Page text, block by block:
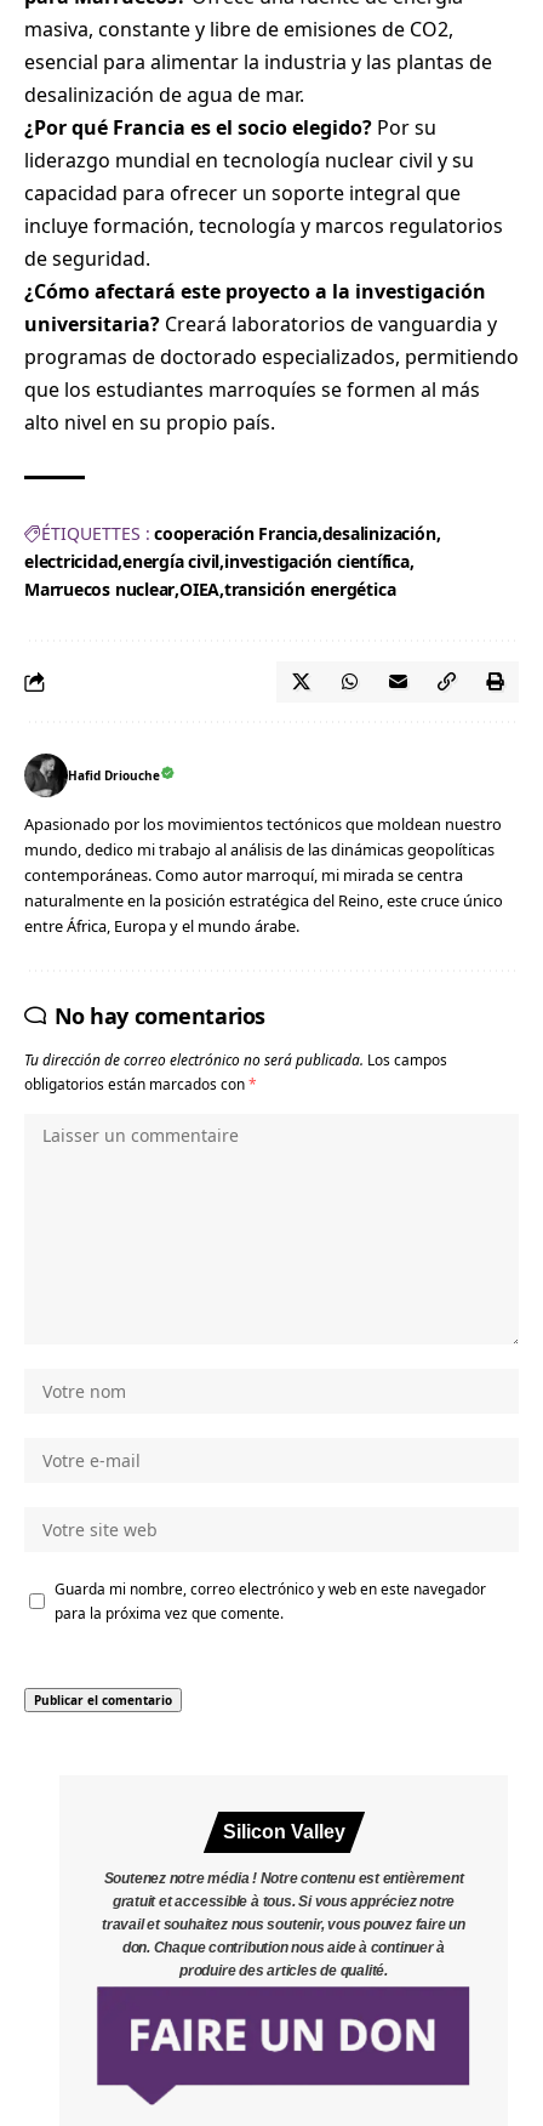
masiva, constante y libre de emisiones de CO2,
esencial para alimentar la industria y las plantas de
desalinización de agua de mar.
¿Por qué Francia es el socio elegido? Por su
liderazgo mundial en tecnología nuclear civil y su
capacidad para ofrecer un soporte integral que
incluye formación, tecnología y marcos regulatorios
de seguridad.
¿Cómo afectará este proyecto a la investigación
universitaria? Creará laboratorios de vanguardia y
programas de doctorado especializados, permitiendo
que los estudiantes marroquíes se formen al más
alto nivel en su propio país.
ÉTIQUETTES : cooperación Francia desalinización
electricidadenergía civil investigación científica
Marruecos nuclearOIEA transición energética
Hafid Driouche
Apasionado por los movimientos tectónicos que moldean nuestro
mundo, dedico mi trabajo al análisis de las dinámicas geopolíticas
contemporáneas. Como autor marroquí, mi mirada se centra
naturalmente en la posición estratégica del Reino, este cruce único
entre África, Europa y el mundo árabe.
No hay comentarios
Tu dirección de correo electrónico no será publicada. Los campos
obligatorios están marcados con*
Guarda mi nombre, correo electrónico y web en este navegador
para la próxima vez que comente.
Silicon Valley
Soutenez notre média ! Notre contenu est entièrement
gratuit et accessible à tous. Si vous appréciez notre
travail et souhaitez nous soutenir, vous pouvez faire un
don. Chaque contribution nous aide à continuer à
produire des articles de qualité.